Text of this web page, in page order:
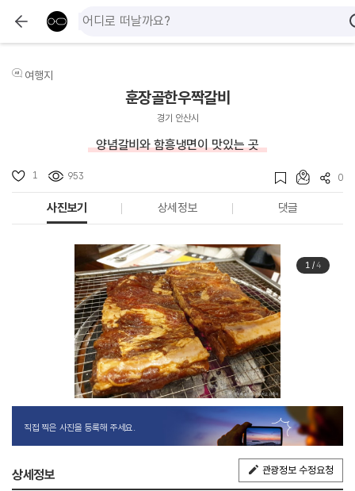
여행지
훈장골한우짝갈비
경기 안산시
양념갈비와 함흥냉면이 맛있는 곳
1 953 0
사진보기 상세정보 댓글
1/4
직접 찍은 사진을 등록해 주세요.
상세정보 관광정보 수정요청